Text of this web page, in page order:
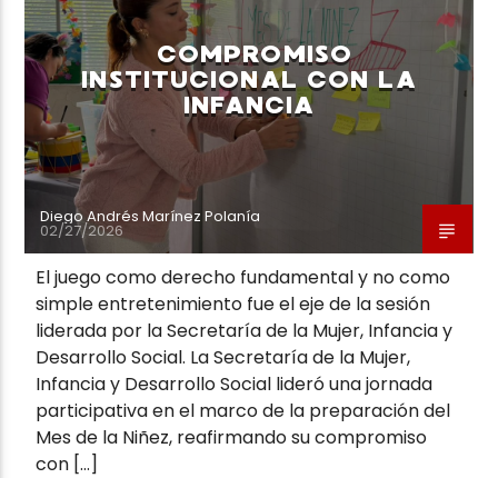
Neiva Estereo
COMPROMISO
INSTITUCIONAL CON LA
INFANCIA
Diego Andrés Marínez Polanía
02/27/2026
El juego como derecho fundamental y no como
simple entretenimiento fue el eje de la sesión
liderada por la Secretaría de la Mujer, Infancia y
Desarrollo Social. La Secretaría de la Mujer,
Infancia y Desarrollo Social lideró una jornada
participativa en el marco de la preparación del
Mes de la Niñez, reafirmando su compromiso
con […]